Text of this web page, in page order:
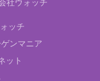
社ウォッチ
ッチ
ンマニア
ット